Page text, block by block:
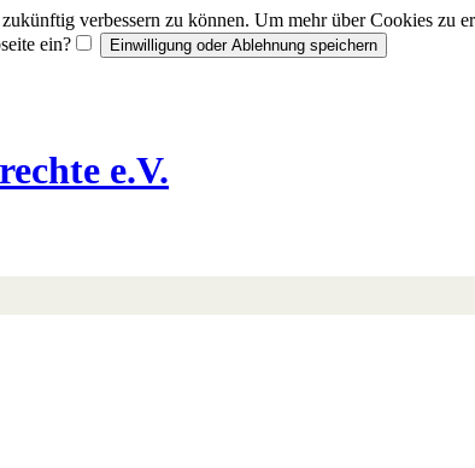
verbessern zu können. Um mehr über Cookies zu
ein?
e.V.